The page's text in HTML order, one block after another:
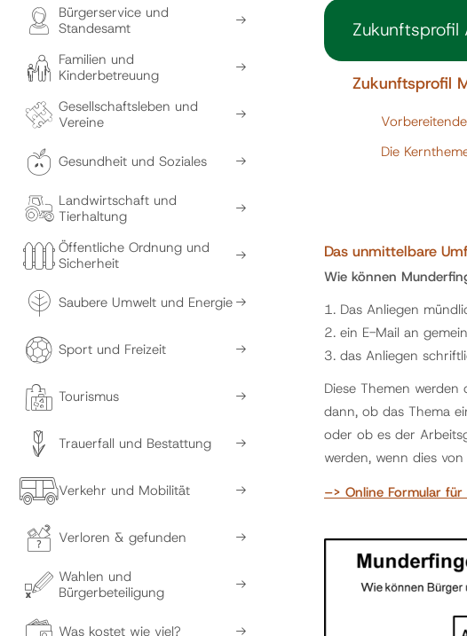
Zukunftsprofil
Zukunftsprofil
Die
Das unmittelbare
Wie können
1. Das Anliegen
2. ein E-Mail an
3. das Anliegen
Diese Themen
dann, ob das Thema
oder ob es der
werden, wenn dies
–> Online Formular
Bürgerservice und
Standesamt
Familien und
Kinderbetreuung
Gesellschaftsleben und
Vereine
Gesundheit und Soziales
Landwirtschaft und
Tierhaltung
Öffentliche Ordnung und
Sicherheit
Saubere Umwelt und Energie
Sport und Freizeit
Tourismus
Trauerfall und Bestattung
Verkehr und Mobilität
Verloren & gefunden
Wahlen und
Bürgerbeteiligung
Was kostet wie viel?